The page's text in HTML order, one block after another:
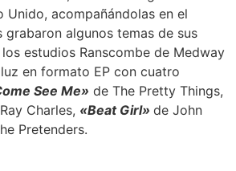
Unido, acompañándolas en el
grabaron algunos temas de sus
estudios Ranscombe de Medway
en formato EP con cuatro
See Me» de The Pretty Things,
Charles, «Beat Girl» de John
Pretenders.